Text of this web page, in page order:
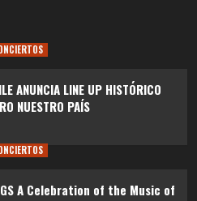
ANUNCIA LINE UP HISTÓRICO
NUESTRO PAÍS
A Celebration of the Music of